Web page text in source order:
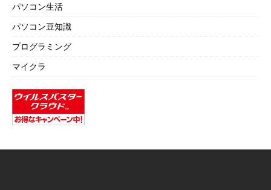
パソコン生活
パソコン豆知識
プログラミング
マイクラ